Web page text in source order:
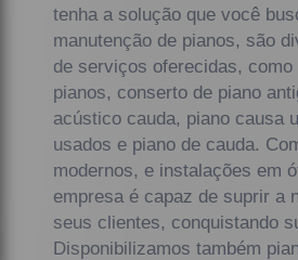
tenha a solução que você
manutenção de pianos, são
de serviços oferecidas, como
pianos, conserto de piano
acústico cauda, piano causa
usados e piano de cauda.
modernos, e instalações em
empresa é capaz de suprir a
seus clientes, conquistando
Disponibilizamos também